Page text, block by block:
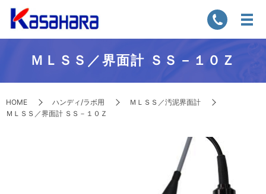
ＭＬＳＳ／界面計 ＳＳ－１０Ｚ
HOME ハンディ/ラボ用
ＭＬＳＳ／汚泥界面計
ＭＬＳＳ／界面計 ＳＳ－１０Ｚ